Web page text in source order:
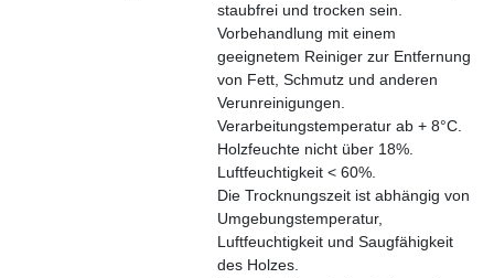
staubfrei und trocken sein.
Vorbehandlung mit einem
geeignetem Reiniger zur Entfernung
von Fett, Schmutz und anderen
Verunreinigungen.
Verarbeitungstemperatur ab + 8°C.
Holzfeuchte nicht über 18%.
Luftfeuchtigkeit < 60%.
Die Trocknungszeit ist abhängig von
Umgebungstemperatur,
Luftfeuchtigkeit und Saugfähigkeit
des Holzes.